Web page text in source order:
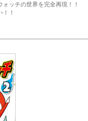
ッチの世界を完全再現！！
！